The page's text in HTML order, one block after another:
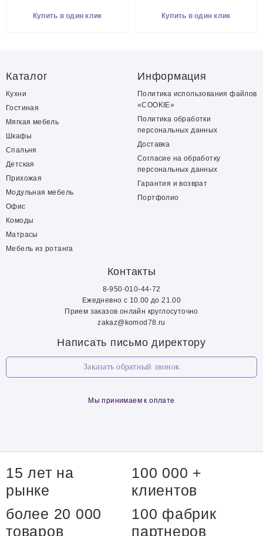
Купить в один клик Купить в один клик
Каталог
Кухни
Гостиная
Мягкая мебель
Шкафы
Спальня
Детская
Прихожая
Модульная мебель
Офис
Комоды
Матрасы
Мебель из ротанга
Информация
Политика использования файлов
«COOKIE»
Политика обработки
персональных данных
Доставка
Согласие на обработку
персональных данных
Гарантия и возврат
Портфолио
Контакты
8-950-010-44-72
Ежедневно с 10.00 до 21.00
Прием заказов онлайн круглосуточно
zakaz@komod78.ru
Написать письмо директору
Заказать обратный звонок
Мы принимаем к оплате
15 лет на
рынке
100 000 +
клиентов
более 20 000
товаров
100 фабрик
партнеров